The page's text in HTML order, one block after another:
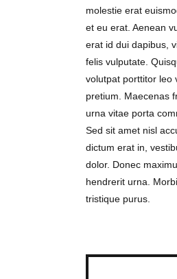
molestie erat
et eu erat. Aenean
erat id dui dapibus,
felis vulputate.
volutpat porttitor leo
pretium. Maecenas
urna vitae porta
Sed sit amet nisl
dictum erat in,
dolor. Donec
hendrerit urna.
tristique purus.